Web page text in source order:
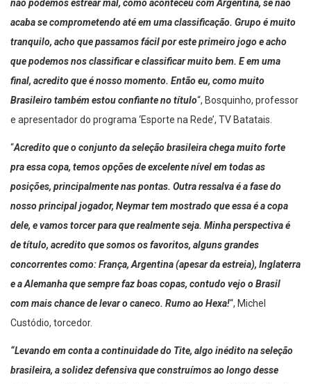
não podemos estrear mal, como aconteceu com Argentina, se não
acaba se comprometendo até em uma classificação. Grupo é muito
tranquilo, acho que passamos fácil por este primeiro jogo e acho
que podemos nos classificar e classificar muito bem. E em uma
final, acredito que é nosso momento. Então eu, como muito
Brasileiro também estou confiante no título “, Bosquinho, professor
e apresentador do programa ‘Esporte na Rede’, TV Batatais.
“Acredito que o conjunto da seleção brasileira chega muito forte
pra essa copa, temos opções de excelente nível em todas as
posições, principalmente nas pontas. Outra ressalva é a fase do
nosso principal jogador, Neymar tem mostrado que essa é a copa
dele, e vamos torcer para que realmente seja. Minha perspectiva é
de título, acredito que somos osfavoritos, alguns grandes
concorrentes como: França, Argentina (apesar da estreia), Inglaterra
e a Alemanha que sempre faz boas copas, contudo vejo o Brasil
com mais chance de levar o caneco. Rumo ao Hexa! “, Michel
Custódio, torcedor.
“Levando em conta a continuidade do Tite, algo inédito na seleção
brasileira, a solidez defensiva que construímos ao longo desse